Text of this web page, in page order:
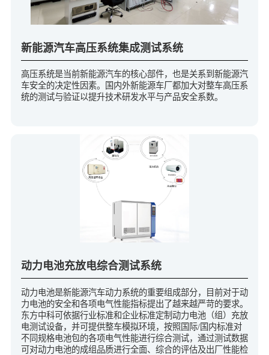
新能源汽车高压系统集成测试系统
高压系统是当前新能源汽车的核心部件，也是关系到新能源汽
车安全的决定性因素。国内外新能源车厂都加大对整车高压系
统的测试与验证以提升技术研发水平与产品安全系数。
动力电池充放电综合测试系统
动力电池是新能源汽车动力系统的重要组成部分，目前对于动
力电池的安全和各项电气性能指标提出了越来越严苛的要求。
东方中科可依据行业标准和企业标准定制动力电池（组）充放
电测试设备，并可提供整车模拟环境，按照国际/国内标准对
不同规格电池包的各项电气性能进行综合测试，通过测试数据
可对动力电池的成组品质进行全面、综合的评估及出厂性能检